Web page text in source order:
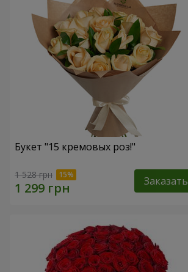
Букет "15 кремовых роз!"
1 528 грн Заказать